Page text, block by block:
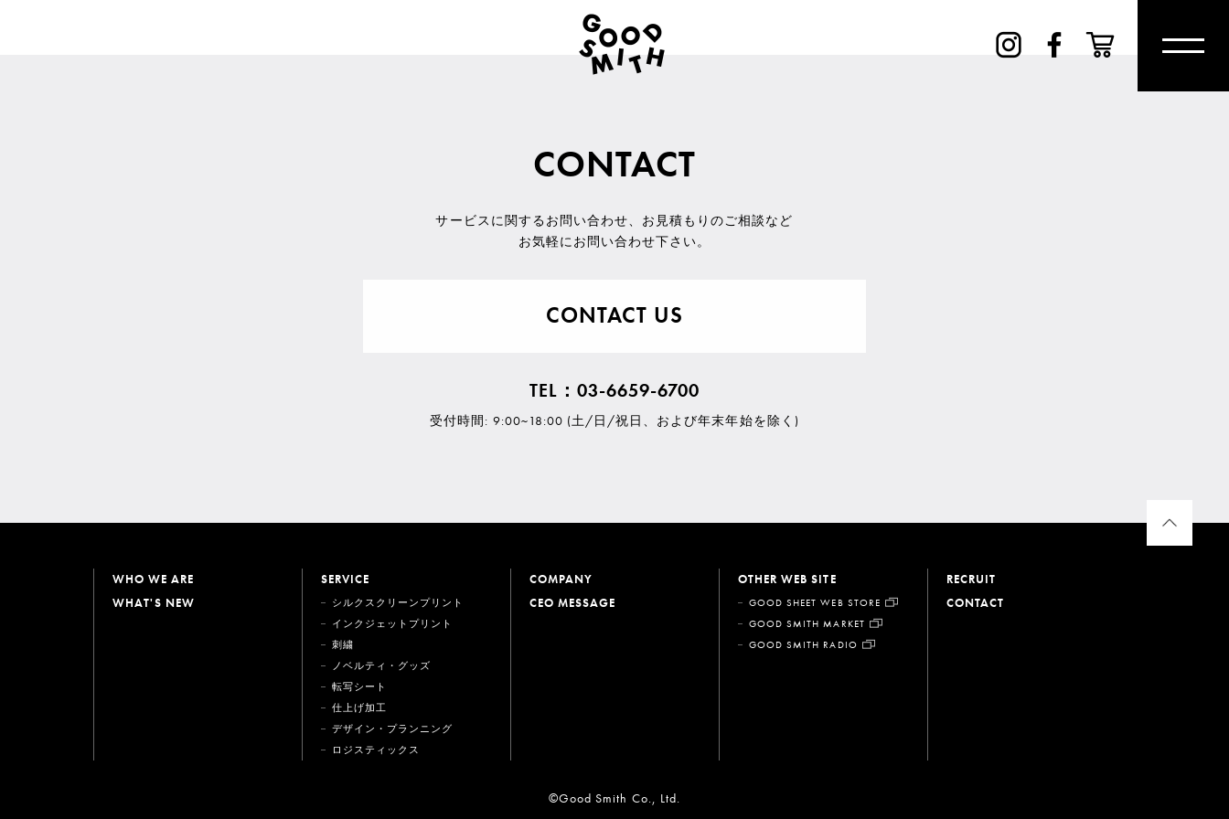
CONTACT
サービスに関するお問い合わせ、 お見積もりのご相談など
お気軽にお問い合わせ下さい。
CONTACT US
TEL：03-6659-6700
受付時間: 9:00~18:00 (土/日/祝日、および年末年始を除く)
WHO WE ARE
WHAT'S NEW
SERVICE
シルクスクリーンプリント
インクジェットプリント
刺繍
ノベルティ・グッズ
転写シート
仕上げ加工
デザイン・プランニング
ロジスティックス
COMPANY
CEO MESSAGE
OTHER WEB SITE
GOOD SHEET WEB STORE
GOOD SMITH MARKET
GOOD SMITH RADIO
RECRUIT
CONTACT
©Good Smith Co., Ltd.